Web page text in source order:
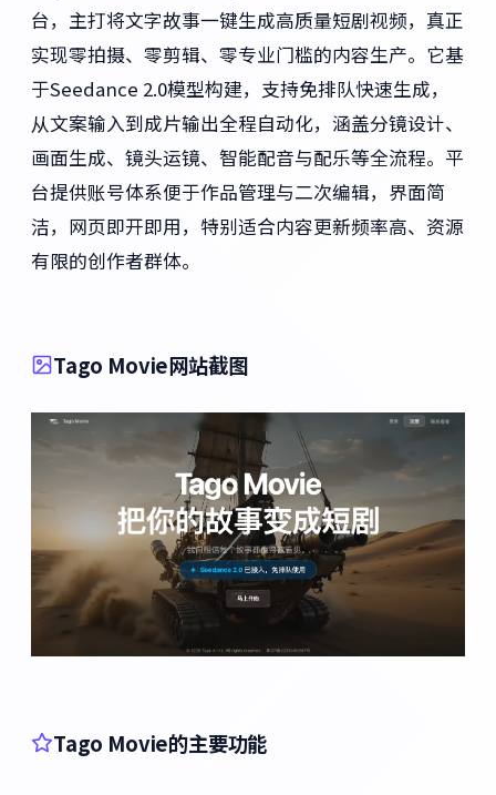
台，主打将文字故事一键生成高质量短剧视频，真正
实现零拍摄、零剪辑、零专业门槛的内容生产。它基
于Seedance 2.0模型构建，支持免排队快速生成，
从文案输入到成片输出全程自动化，涵盖分镜设计、
画面生成、镜头运镜、智能配音与配乐等全流程。平
台提供账号体系便于作品管理与二次编辑，界面简
洁，网页即开即用，特别适合内容更新频率高、资源
有限的创作者群体。
Tago Movie网站截图
Tago Movie的主要功能